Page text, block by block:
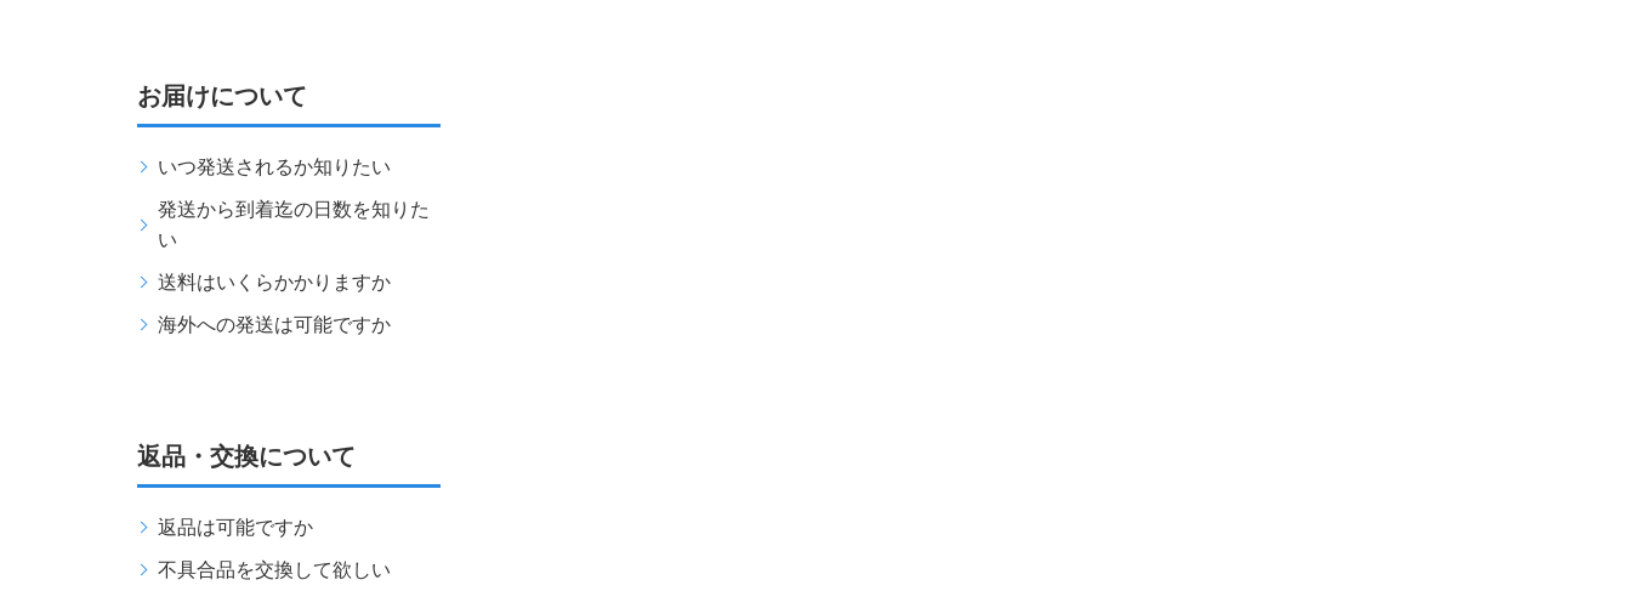
お届けについて
いつ発送されるか知りたい
発送から到着迄の日数を知りた
い
送料はいくらかかりますか
海外への発送は可能ですか
返品・交換について
返品は可能ですか
不具合品を交換して欲しい